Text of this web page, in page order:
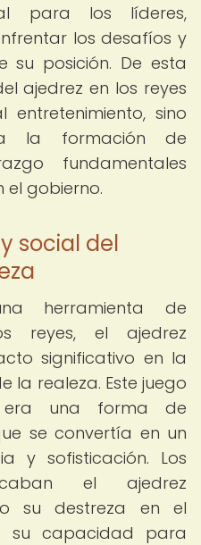
para los líderes,
los desafíos y
su posición. De esta
ajedrez en los reyes
sino
la formación de
fundamentales
el gobierno.
social del
herramienta de
reyes, el ajedrez
significativo en la
la realeza. Este juego
una forma de
se convertía en un
y sofisticación. Los
el ajedrez
su destreza en el
su capacidad para